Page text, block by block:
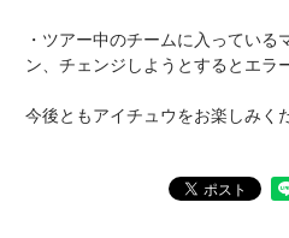
・ツアー中のチームに入っている
ン、チェンジしようとするとエラ
今後ともアイチュウをお楽しみく